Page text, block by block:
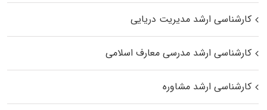
کارشناسی ارشد مدیریت دریایی
کارشناسی ارشد مدرسی معارف اسلامی
کارشناسی ارشد مشاوره